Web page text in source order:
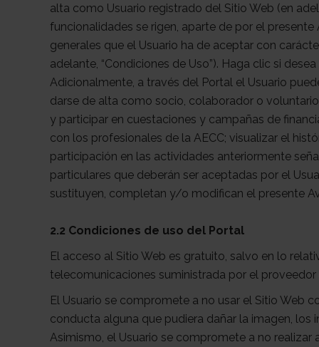
alta como Usuario registrado del Sitio Web (en
funcionalidades se rigen, aparte de por el
generales que el Usuario ha de aceptar con
adelante, “Condiciones de Uso”). Haga clic si
Adicionalmente, a través del Portal el Usuario
darse de alta como socio, colaborador o
y participar en cuestaciones y campañas de
con los profesionales de la AECC; visualizar el
participación en las actividades anteriormente
particulares que deberán ser aceptadas por el
sustituyen, completan y/o modifican el presente
2.2 Condiciones de uso del Portal
El acceso al Sitio Web es gratuito, salvo en lo
telecomunicaciones suministrada por el
El Usuario se compromete a no usar el Sitio Web
conducta alguna que pudiera dañar la imagen, los
Asimismo, el Usuario se compromete a no